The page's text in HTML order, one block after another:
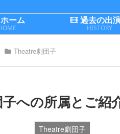
ーム 過去の出
HISTORY
Theatre劇団子
への所属とご紹
Theatre劇団子